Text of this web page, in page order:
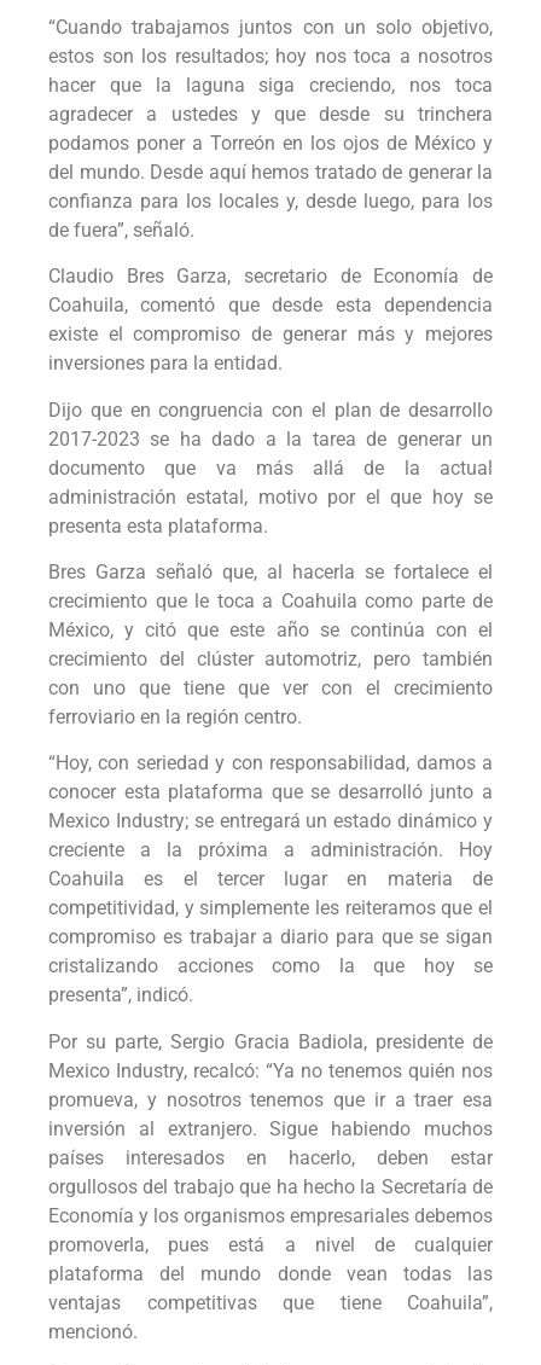
“Cuando trabajamos juntos con un solo objetivo,
estos son los resultados; hoy nos toca a nosotros
hacer que la laguna siga creciendo, nos toca
agradecer a ustedes y que desde su trinchera
podamos poner a Torreón en los ojos de México y
del mundo. Desde aquí hemos tratado de generar la
confianza para los locales y, desde luego, para los
de fuera”, señaló.
Claudio Bres Garza, secretario de Economía de
Coahuila, comentó que desde esta dependencia
existe el compromiso de generar más y mejores
inversiones para la entidad.
Dijo que en congruencia con el plan de desarrollo
2017-2023 se ha dado a la tarea de generar un
documento que va más allá de la actual
administración estatal, motivo por el que hoy se
presenta esta plataforma.
Bres Garza señaló que, al hacerla se fortalece el
crecimiento que le toca a Coahuila como parte de
México, y citó que este año se continúa con el
crecimiento del clúster automotriz, pero también
con uno que tiene que ver con el crecimiento
ferroviario en la región centro.
“Hoy, con seriedad y con responsabilidad, damos a
conocer esta plataforma que se desarrolló junto a
Mexico Industry; se entregará un estado dinámico y
creciente a la próxima a administración. Hoy
Coahuila es el tercer lugar en materia de
competitividad, y simplemente les reiteramos que el
compromiso es trabajar a diario para que se sigan
cristalizando acciones como la que hoy se
presenta”, indicó.
Por su parte, Sergio Gracia Badiola, presidente de
Mexico Industry, recalcó: “Ya no tenemos quién nos
promueva, y nosotros tenemos que ir a traer esa
inversión al extranjero. Sigue habiendo muchos
países interesados en hacerlo, deben estar
orgullosos del trabajo que ha hecho la Secretaría de
Economía y los organismos empresariales debemos
promoverla, pues está a nivel de cualquier
plataforma del mundo donde vean todas las
ventajas competitivas que tiene Coahuila”,
mencionó.